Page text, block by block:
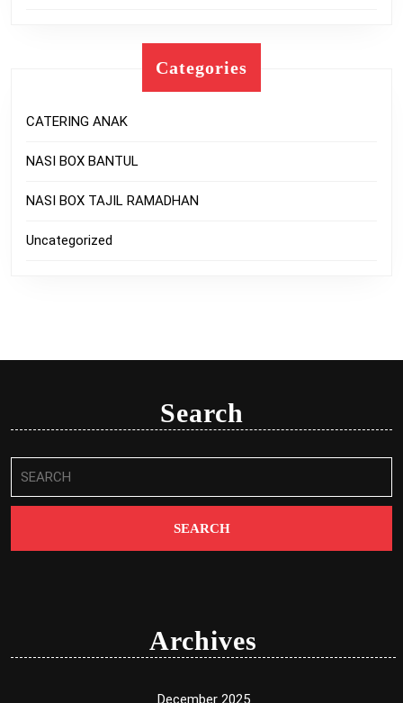
Categories
CATERING ANAK
NASI BOX BANTUL
NASI BOX TAJIL RAMADHAN
Uncategorized
Search
for:
Archives